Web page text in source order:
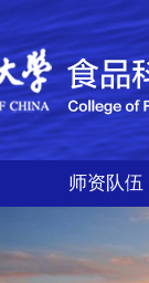
师资队伍